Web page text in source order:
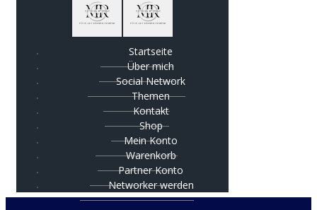
Startseite
Über mich
Social Network
Themen
Kontakt
Shop
Mein Konto
Warenkorb
Partner Konto
Networker werden